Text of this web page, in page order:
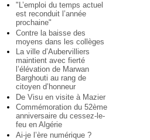
"L’emploi du temps actuel
est reconduit l’année
prochaine"
Contre la baisse des
moyens dans les collèges
La ville d’Aubervilliers
maintient avec fierté
l’élévation de Marwan
Barghouti au rang de
citoyen d’honneur
De Visu en visite à Mazier
Commémoration du 52ème
anniversaire du cessez-le-
feu en Algérie
Ai-je l’ère numérique ?